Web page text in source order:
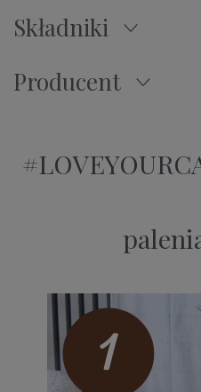
Składniki
Producent